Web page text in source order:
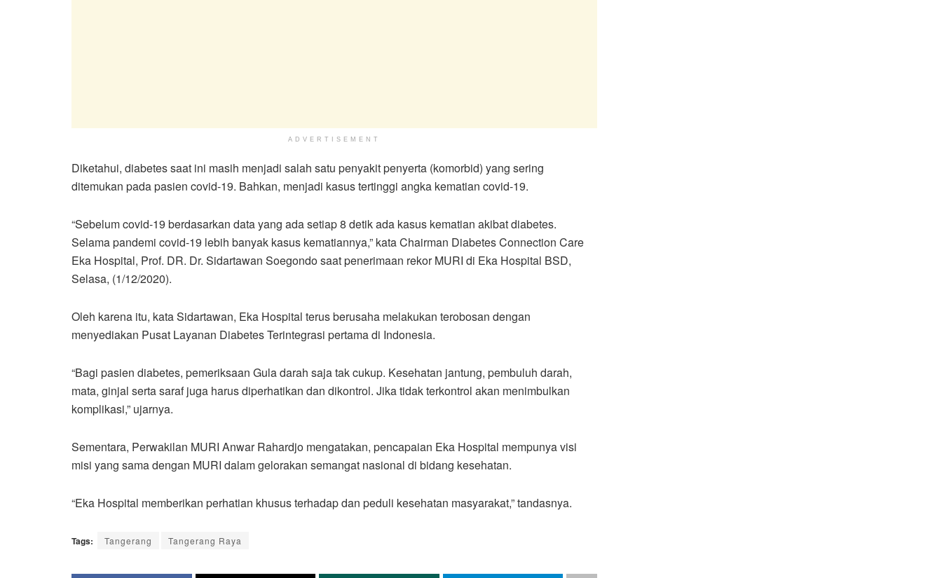
ADVERTISEMENT
Diketahui, diabetes saat ini masih menjadi salah satu penyakit penyerta (komorbid) yang sering
ditemukan pada pasien covid-19. Bahkan, menjadi kasus tertinggi angka kematian covid-19.
“Sebelum covid-19 berdasarkan data yang ada setiap 8 detik ada kasus kematian akibat diabetes.
Selama pandemi covid-19 lebih banyak kasus kematiannya,” kata Chairman Diabetes Connection Care
Eka Hospital, Prof. DR. Dr. Sidartawan Soegondo saat penerimaan rekor MURI di Eka Hospital BSD,
Selasa, (1/12/2020).
Oleh karena itu, kata Sidartawan, Eka Hospital terus berusaha melakukan terobosan dengan
menyediakan Pusat Layanan Diabetes Terintegrasi pertama di Indonesia.
“Bagi pasien diabetes, pemeriksaan Gula darah saja tak cukup. Kesehatan jantung, pembuluh darah,
mata, ginjal serta saraf juga harus diperhatikan dan dikontrol. Jika tidak terkontrol akan menimbulkan
komplikasi,” ujarnya.
Sementara, Perwakilan MURI Anwar Rahardjo mengatakan, pencapaian Eka Hospital mempunya visi
misi yang sama dengan MURI dalam gelorakan semangat nasional di bidang kesehatan.
“Eka Hospital memberikan perhatian khusus terhadap dan peduli kesehatan masyarakat,” tandasnya.
Tags: Tangerang Tangerang Raya